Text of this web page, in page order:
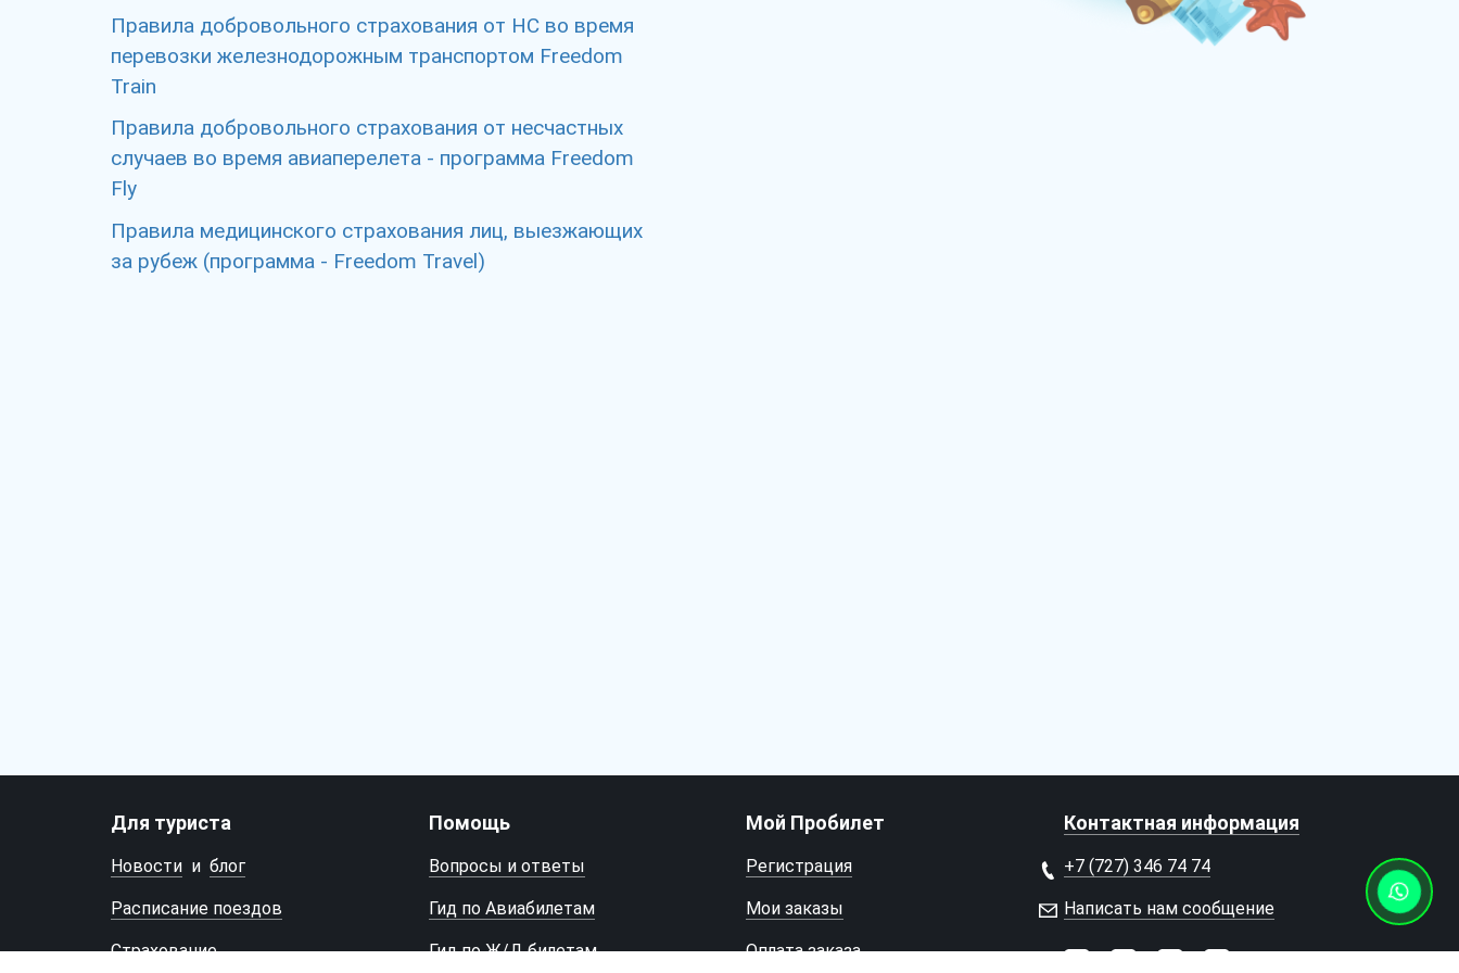
Правила добровольного страхования от НС во время
перевозки железнодорожным транспортом Freedom
Train
Правила добровольного страхования от несчастных
случаев во время авиаперелета - программа Freedom
Fly
Правила медицинского страхования лиц, выезжающих
за рубеж (программа - Freedom Travel)
Для туриста
Новости и блог
Расписание поездов
Страхование
Помощь
Вопросы и ответы
Гид по Авиабилетам
Гид по Ж/Д билетам
Мой Пробилет
Регистрация
Мои заказы
Оплата заказа
Контактная информация
+7 (727) 346 74 74
Написать нам сообщение